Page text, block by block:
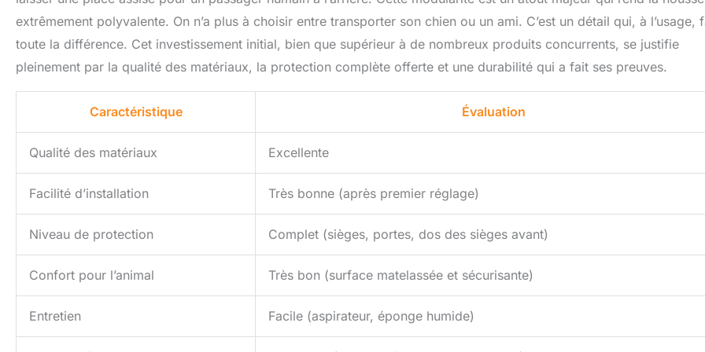
extrêmement polyvalente. On n’a plus à choisir entre transporter son chien ou un ami. C’est un détail qui, à l’usage,
toute la différence. Cet investissement initial, bien que supérieur à de nombreux produits concurrents, se justifie
pleinement par la qualité des matériaux, la protection complète offerte et une durabilité qui a fait ses preuves.
Caractéristique Évaluation
Qualité des matériaux Excellente
Facilité d’installation Très bonne (après premier réglage)
Niveau de protection Complet (sièges, portes, dos des sièges avant)
Confort pour l’animal Très bon (surface matelassée et sécurisante)
Entretien Facile (aspirateur, éponge humide)